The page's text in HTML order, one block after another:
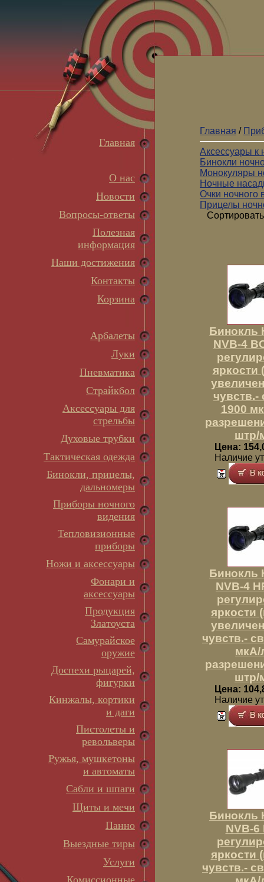
Главная
О нас
Новости
Вопросы-ответы
Полезная
информация
Наши достижения
Контакты
Корзина
Арбалеты
Луки
Пневматика
Страйкбол
Аксессуары для
стрельбы
Духовые трубки
Тактическая одежда
Бинокли, прицелы,
дальномеры
Приборы ночного
видения
Тепловизионные
приборы
Ножи и аксессуары
Фонари и
аксессуары
Продукция
Златоуста
Самурайское
оружие
Доспехи рыцарей,
фигурки
Кинжалы, кортики
и даги
Пистолеты и
револьверы
Ружья, мушкетоны
и автоматы
Сабли и шпаги
Щиты и мечи
Панно
Выездные тиры
Услуги
Комиссионные
Главная /
Аксессуары
Бинокли
Монокуляры
Ночные
Очки ночного
Прицелы
Бинокль
NVB-4
яркости
1900
штр/
Цена:
Наличие
Бинокль
NVB-4
яркости
чувств.-
мкА/
штр/
Цена:
Наличие
Бинокль
NVB-6
яркости
чувств.-